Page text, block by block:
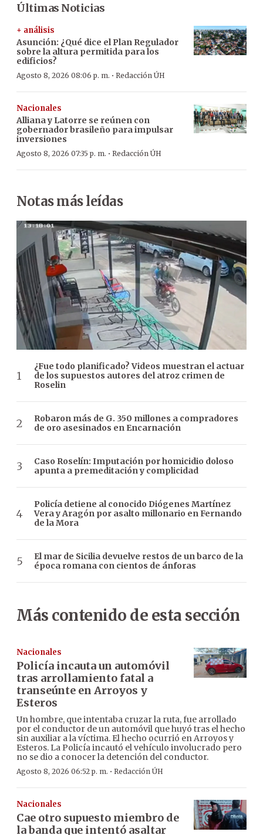
Últimas Noticias
+ análisis
Asunción: ¿Qué dice el Plan Regulador
sobre la altura permitida para los
edificios?
Agosto 8, 2026 08:06 p. m. · Redacción ÚH
Nacionales
Alliana y Latorre se reúnen con
gobernador brasileño para impulsar
inversiones
Agosto 8, 2026 07:35 p. m. · Redacción ÚH
Notas más leídas
¿Fue todo planificado? Videos muestran el actuar
de los supuestos autores del atroz crimen de
Roselin
Robaron más de G. 350 millones a compradores
de oro asesinados en Encarnación
Caso Roselín: Imputación por homicidio doloso
apunta a premeditación y complicidad
Policía detiene al conocido Diógenes Martínez
Vera y Aragón por asalto millonario en Fernando
de la Mora
El mar de Sicilia devuelve restos de un barco de la
época romana con cientos de ánforas
Más contenido de esta sección
Nacionales
Policía incauta un automóvil
tras arrollamiento fatal a
transeúnte en Arroyos y
Esteros
Un hombre, que intentaba cruzar la ruta, fue arrollado
por el conductor de un automóvil que huyó tras el hecho
sin auxiliar a la víctima. El hecho ocurrió en Arroyos y
Esteros. La Policía incautó el vehículo involucrado pero
no se dio a conocer la detención del conductor.
Agosto 8, 2026 06:52 p. m. · Redacción ÚH
Nacionales
Cae otro supuesto miembro de
la banda que intentó asaltar